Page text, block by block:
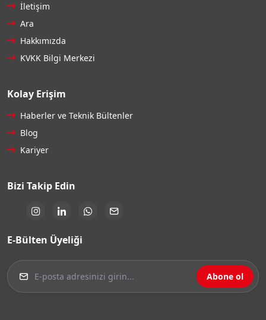
İletişim
Ara
Hakkımızda
KVKK Bilgi Merkezi
Kolay Erişim
Haberler ve Teknik Bültenler
Blog
Kariyer
Bizi Takip Edin
E-Bülten Üyeliği
Abone ol